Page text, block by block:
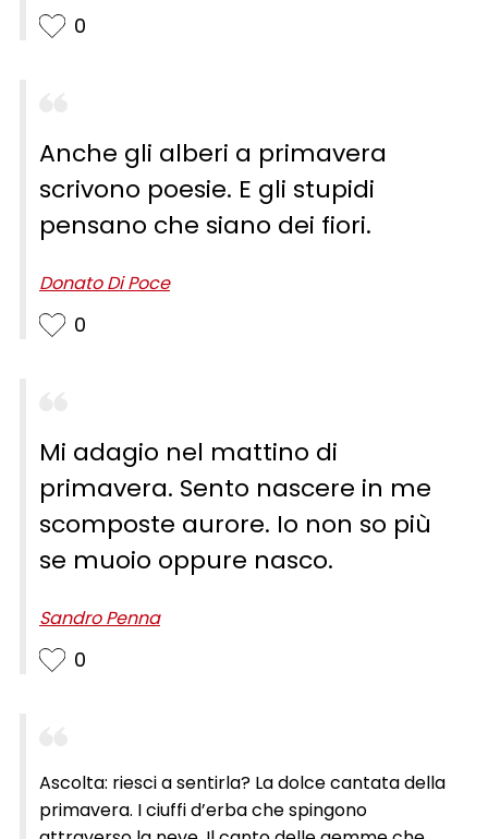
0
Anche gli alberi a primavera
scrivono poesie. E gli stupidi
pensano che siano dei fiori.
Donato Di Poce
0
Mi adagio nel mattino di
primavera. Sento nascere in me
scomposte aurore. Io non so più
se muoio oppure nasco.
Sandro Penna
0
Ascolta: riesci a sentirla? La dolce cantata della
primavera. I ciuffi d’erba che spingono